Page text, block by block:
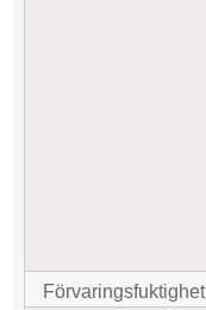
Förvaringsfuktighet